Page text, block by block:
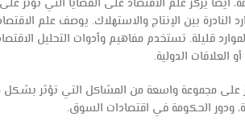
يركز علم الاقتصاد على القضايا التي تؤثر على
بين الإنتاج والاستهلاك. يوصف علم
قليلة. تستخدم مفاهيم وأدوات التحليل
العلاقات الدولية.
على مجموعة واسعة من المشاكل التي تؤثر بشكل
ودور الحكومة في اقتصادات السوق.